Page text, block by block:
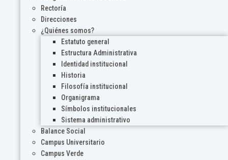
Rectoría
Direcciones
¿Quiénes somos?
Estatuto general
Estructura Administrativa
Identidad institucional
Historia
Filosofía institucional
Organigrama
Símbolos institucionales
Sistema administrativo
Balance Social
Campus Universitario
Campus Verde